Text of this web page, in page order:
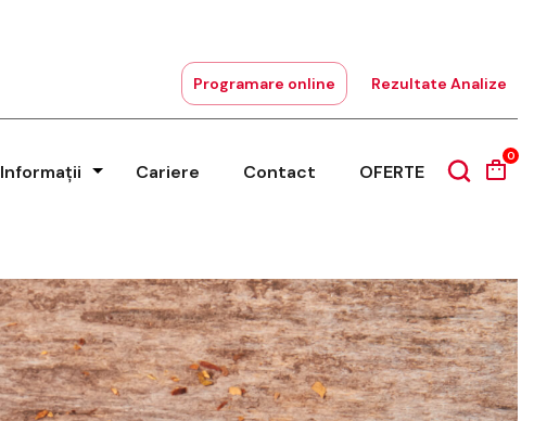
Programare online Rezultate Analize
Informații Cariere Contact OFERTE
0